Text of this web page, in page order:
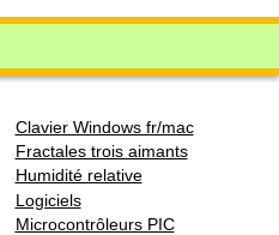
Clavier Windows fr/mac
Fractales trois aimants
Humidité relative
Logiciels
Microcontrôleurs PIC